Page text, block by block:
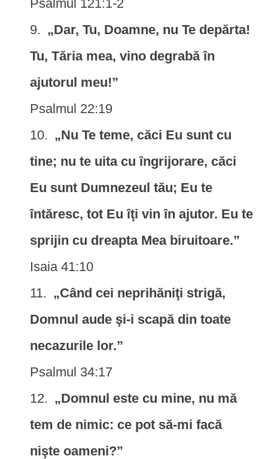
Psalmul 121:1-2
„Dar, Tu, Doamne, nu Te depărta!
Tu, Tăria mea, vino degrabă în
ajutorul meu!”
Psalmul 22:19
„Nu Te teme, căci Eu sunt cu
tine; nu te uita cu îngrijorare, căci
Eu sunt Dumnezeul tău; Eu te
întăresc, tot Eu îţi vin în ajutor. Eu te
sprijin cu dreapta Mea biruitoare.”
Isaia 41:10
„Când cei neprihăniţi strigă,
Domnul aude şi-i scapă din toate
necazurile lor.”
Psalmul 34:17
„Domnul este cu mine, nu mă
tem de nimic: ce pot să-mi facă
nişte oameni?”